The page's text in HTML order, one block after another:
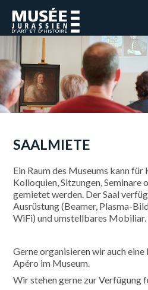
SAALMIETE
Ein Raum des Museums kann für
Kolloquien, Sitzungen, Seminare
gemietet werden. Der Saal
Ausrüstung (Beamer, Plasma-
WiFi) und umstellbares Mobiliar.
Gerne organisieren wir auch
Apéro im Museum.
Wir stehen gerne zur Verfügung